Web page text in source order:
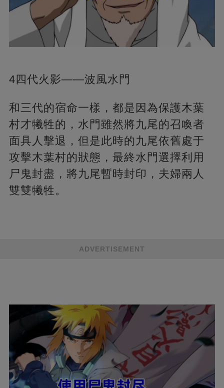
4四代火影——波風水門
和三代的宿命一樣，都是因為保護木葉
村才犧牲的，水門雖然將九尾的召喚者
面具人擊退，但是此時的九尾依舊處于
攻擊木葉村的狀態，最終水門選擇利用
尸鬼封盡，將九尾暫時封印，夫婦兩人
雙雙犧牲。
ADVERTISEMENT